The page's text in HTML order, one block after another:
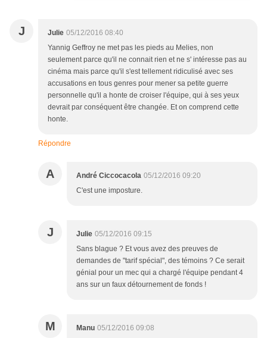
J Julie 05/12/2016 08:40
Yannig Geffroy ne met pas les pieds au Melies, non
seulement parce qu'il ne connait rien et ne s' intéresse pas au
cinéma mais parce qu'il s'est tellement ridiculisé avec ses
accusations en tous genres pour mener sa petite guerre
personnelle qu'il a honte de croiser l'équipe, qui à ses yeux
devrait par conséquent être changée. Et on comprend cette
honte.
Répondre
A André Ciccocacola 05/12/2016 09:20
C'est une imposture.
J Julie 05/12/2016 09:15
Sans blague ? Et vous avez des preuves de
demandes de "tarif spécial", des témoins ? Ce serait
génial pour un mec qui a chargé l'équipe pendant 4
ans sur un faux détournement de fonds !
M Manu 05/12/2016 09:08